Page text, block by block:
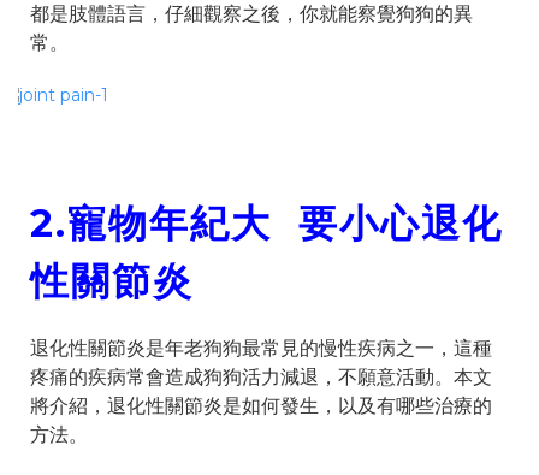
都是肢體語言，仔細觀察之後，你就能察覺狗狗的異
常。
2.寵物年紀大 要小心退化
性關節炎
退化性關節炎是年老狗狗最常見的慢性疾病之一，這種
疼痛的疾病常會造成狗狗活力減退，不願意活動。本文
將介紹，退化性關節炎是如何發生，以及有哪些治療的
方法。